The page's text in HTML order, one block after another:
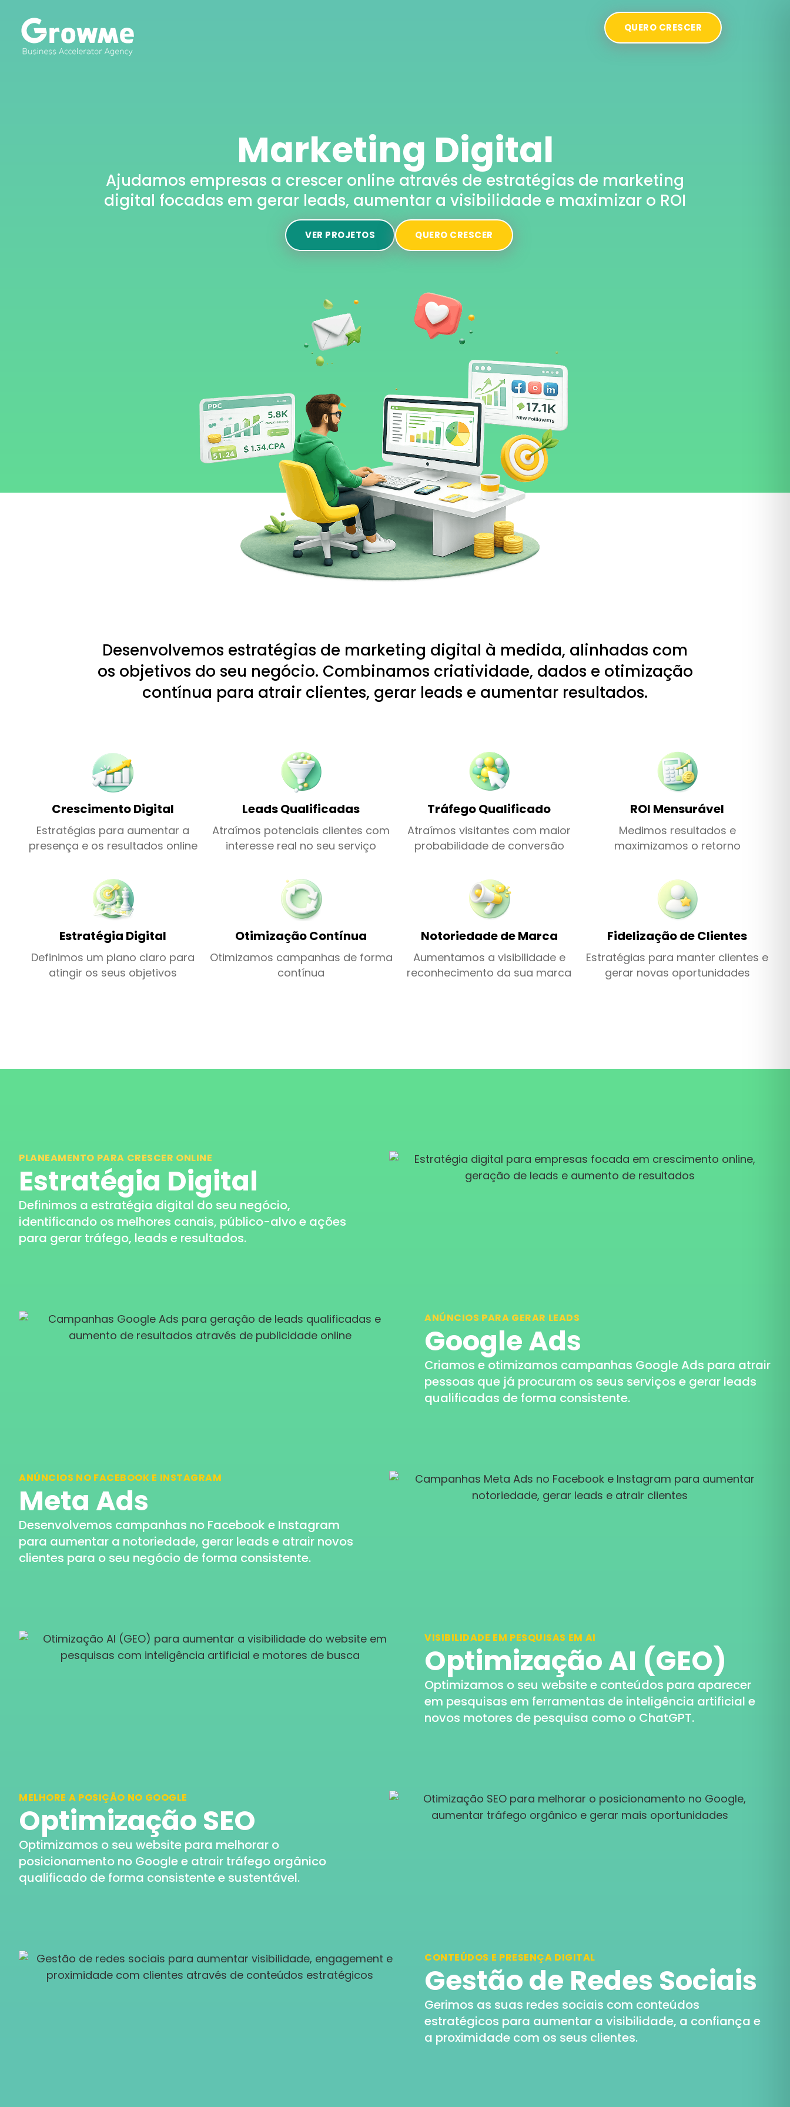
QUERO CRESCER
Marketing Digital
Ajudamos empresas a crescer online através de estratégias de marketing
digital focadas em gerar leads, aumentar a visibilidade e maximizar o ROI
VER PROJETOS QUERO CRESCER
Desenvolvemos estratégias de marketing digital à medida, alinhadas com
os objetivos do seu negócio. Combinamos criatividade, dados e otimização
contínua para atrair clientes, gerar leads e aumentar resultados.
Crescimento Digital
Estratégias para aumentar a
presença e os resultados online
Leads Qualificadas
Atraímos potenciais clientes com
interesse real no seu serviço
Tráfego Qualificado
Atraímos visitantes com maior
probabilidade de conversão
ROI Mensurável
Medimos resultados e
maximizamos o retorno
Estratégia Digital
Definimos um plano claro para
atingir os seus objetivos
Otimização Contínua
Otimizamos campanhas de forma
contínua
Notoriedade de Marca
Aumentamos a visibilidade e
reconhecimento da sua marca
Fidelização de Clientes
Estratégias para manter clientes e
gerar novas oportunidades
PLANEAMENTO PARA CRESCER ONLINE
Estratégia Digital
Definimos a estratégia digital do seu negócio,
identificando os melhores canais, público-alvo e ações
para gerar tráfego, leads e resultados.
ANÚNCIOS PARA GERAR LEADS
Google Ads
Criamos e otimizamos campanhas Google Ads para atrair
pessoas que já procuram os seus serviços e gerar leads
qualificadas de forma consistente.
ANÚNCIOS NO FACEBOOK E INSTAGRAM
Meta Ads
Desenvolvemos campanhas no Facebook e Instagram
para aumentar a notoriedade, gerar leads e atrair novos
clientes para o seu negócio de forma consistente.
VISIBILIDADE EM PESQUISAS EM AI
Optimização AI (GEO)
Optimizamos o seu website e conteúdos para aparecer
em pesquisas em ferramentas de inteligência artificial e
novos motores de pesquisa como o ChatGPT.
MELHORE A POSIÇÃO NO GOOGLE
Optimização SEO
Optimizamos o seu website para melhorar o
posicionamento no Google e atrair tráfego orgânico
qualificado de forma consistente e sustentável.
CONTEÚDOS E PRESENÇA DIGITAL
Gestão de Redes Sociais
Gerimos as suas redes sociais com conteúdos
estratégicos para aumentar a visibilidade, a confiança e
a proximidade com os seus clientes.